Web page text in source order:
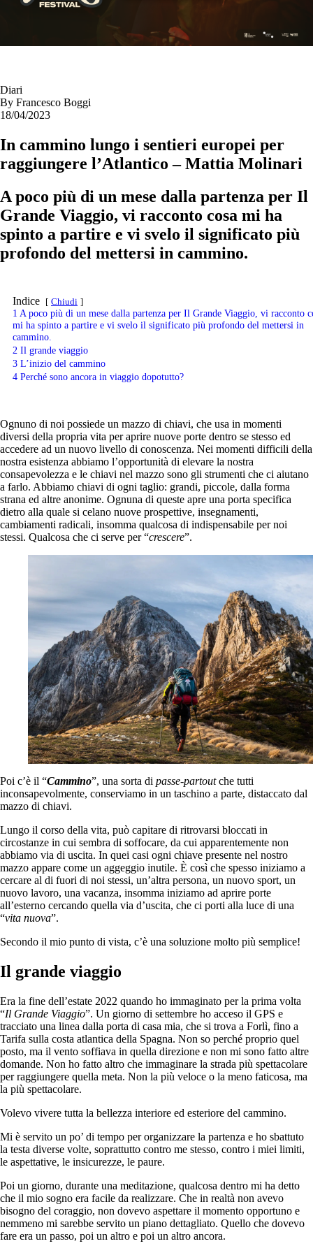
Diari
By Francesco Boggi
18/04/2023
In cammino lungo i sentieri europei per
raggiungere l’Atlantico – Mattia Molinari
A poco più di un mese dalla partenza per Il
Grande Viaggio, vi racconto cosa mi ha
spinto a partire e vi svelo il significato più
profondo del mettersi in cammino.
Indice Chiudi
1 A poco più di un mese dalla partenza per Il Grande Viaggio, vi racconto
mi ha spinto a partire e vi svelo il significato più profondo del mettersi in
cammino.
2 Il grande viaggio
3 L’inizio del cammino
4 Perché sono ancora in viaggio dopotutto?
Ognuno di noi possiede un mazzo di chiavi, che usa in momenti
diversi della propria vita per aprire nuove porte dentro se stesso ed
accedere ad un nuovo livello di conoscenza. Nei momenti difficili della
nostra esistenza abbiamo l’opportunità di elevare la nostra
consapevolezza e le chiavi nel mazzo sono gli strumenti che ci aiutano
a farlo. Abbiamo chiavi di ogni taglio: grandi, piccole, dalla forma
strana ed altre anonime. Ognuna di queste apre una porta specifica
dietro alla quale si celano nuove prospettive, insegnamenti,
cambiamenti radicali, insomma qualcosa di indispensabile per noi
stessi. Qualcosa che ci serve per “crescere”.
Poi c’è il “Cammino”, una sorta di passe-partoutche tutti
inconsapevolmente, conserviamo in un taschino a parte, distaccato dal
mazzo di chiavi.
Lungo il corso della vita, può capitare di ritrovarsi bloccati in
circostanze in cui sembra di soffocare, da cui apparentemente non
abbiamo via di uscita. In quei casi ogni chiave presente nel nostro
mazzo appare come un aggeggio inutile. È così che spesso iniziamo a
cercare al di fuori di noi stessi, un’altra persona, un nuovo sport, un
nuovo lavoro, una vacanza, insomma iniziamo ad aprire porte
all’esterno cercando quella via d’uscita, che ci porti alla luce di una
“vita nuova”.
Secondo il mio punto di vista, c’è una soluzione molto più semplice!
Il grande viaggio
Era la fine dell’estate 2022 quando ho immaginato per la prima volta
“Il Grande Viaggio”. Un giorno di settembre ho acceso il GPS e
tracciato una linea dalla porta di casa mia, che si trova a Forlì, fino a
Tarifa sulla costa atlantica della Spagna. Non so perché proprio quel
posto, ma il vento soffiava in quella direzione e non mi sono fatto altre
domande. Non ho fatto altro che immaginare la strada più spettacolare
per raggiungere quella meta. Non la più veloce o la meno faticosa, ma
la più spettacolare.
Volevo vivere tutta la bellezza interiore ed esteriore del cammino.
Mi è servito un po’ di tempo per organizzare la partenza e ho sbattuto
la testa diverse volte, soprattutto contro me stesso, contro i miei limiti,
le aspettative, le insicurezze, le paure.
Poi un giorno, durante una meditazione, qualcosa dentro mi ha detto
che il mio sogno era facile da realizzare. Che in realtà non avevo
bisogno del coraggio, non dovevo aspettare il momento opportuno e
nemmeno mi sarebbe servito un piano dettagliato. Quello che dovevo
fare era un passo, poi un altro e poi un altro ancora.